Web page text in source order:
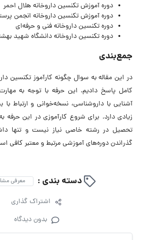
دوره آموزش تکنسین داروخانه هلال احمر
دوره آموزش تکنسین داروخانه انجمن
دوره تکنسین داروخانه فنی و حرفه‌ای
دوره تکنسین داروخانه دانشگاه شهید
جمع‌بندی
در این مقاله به سوال چگونه کارآموز تکنسین
کامل پاسخ دادیم. این حرفه با توجه به
آشنایی با داروشناسی، نسخه‌خوانی و ارتباط
زیادی دارد. برای شروع کارآموزی در این حرفه
تحصیل در رشته خاصی نیاز نیست و تنها
گذراندن دوره‌های آموزشی مرتبط و معتبر کافی
دسته بندی : معرفی
اشتراک گذاری
بدون دیدگاه